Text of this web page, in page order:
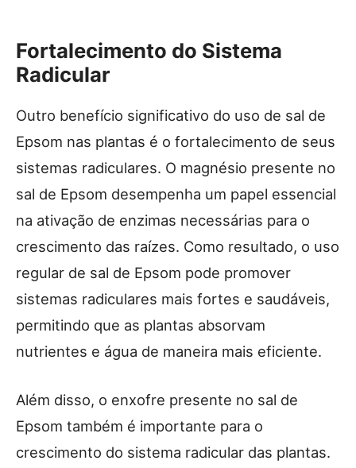
Fortalecimento do Sistema
Radicular
Outro benefício significativo do uso de sal de
Epsom nas plantas é o fortalecimento de seus
sistemas radiculares. O magnésio presente no
sal de Epsom desempenha um papel essencial
na ativação de enzimas necessárias para o
crescimento das raízes. Como resultado, o uso
regular de sal de Epsom pode promover
sistemas radiculares mais fortes e saudáveis,
permitindo que as plantas absorvam
nutrientes e água de maneira mais eficiente.
Além disso, o enxofre presente no sal de
Epsom também é importante para o
crescimento do sistema radicular das plantas.